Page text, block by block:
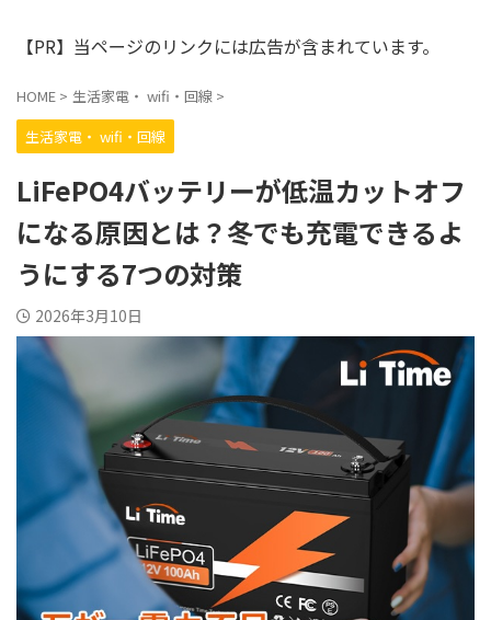
【PR】当ページのリンクには広告が含まれています。
HOME > 生活家電・ wifi・回線 >
生活家電・ wifi・回線
LiFePO4バッテリーが低温カットオフ
になる原因とは？冬でも充電できるよ
うにする7つの対策
2026年3月10日